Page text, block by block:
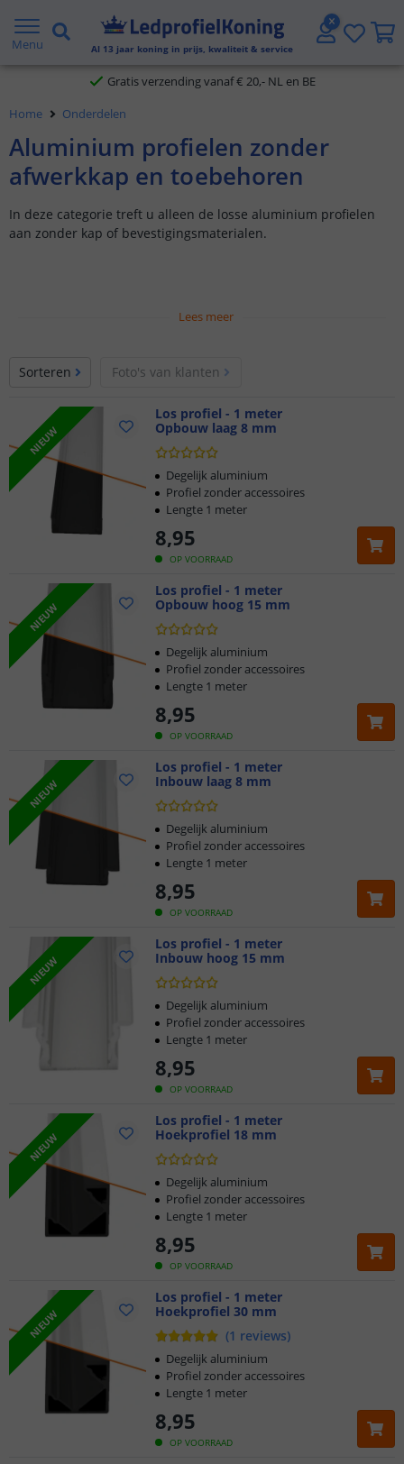
Menu Al 13 jaar koning in prijs, kwaliteit & service
2 jaar garantie
Gratis verzending vanaf € 20,- NL en BE
Voor 23:45 uur besteld, morgen in huis
Home Onderdelen
Aluminium profielen zonder
afwerkkap en toebehoren
In deze categorie treft u alleen de losse aluminium profielen
aan zonder kap of bevestigingsmaterialen.
Lees meer
Sorteren Foto's van klanten
NIEUW
Los profiel - 1 meter
Opbouw laag 8 mm
OP VOORRAAD
8,95
Degelijk aluminium
Profiel zonder accessoires
Lengte 1 meter
NIEUW
Los profiel - 1 meter
Opbouw hoog 15 mm
OP VOORRAAD
8,95
Degelijk aluminium
Profiel zonder accessoires
Lengte 1 meter
NIEUW
Los profiel - 1 meter
Inbouw laag 8 mm
OP VOORRAAD
8,95
Degelijk aluminium
Profiel zonder accessoires
Lengte 1 meter
NIEUW
Los profiel - 1 meter
Inbouw hoog 15 mm
OP VOORRAAD
8,95
Degelijk aluminium
Profiel zonder accessoires
Lengte 1 meter
NIEUW
Los profiel - 1 meter
Hoekprofiel 18 mm
OP VOORRAAD
8,95
Degelijk aluminium
Profiel zonder accessoires
Lengte 1 meter
NIEUW
Los profiel - 1 meter
Hoekprofiel 30 mm
(1 reviews)
OP VOORRAAD
8,95
Degelijk aluminium
Profiel zonder accessoires
Lengte 1 meter